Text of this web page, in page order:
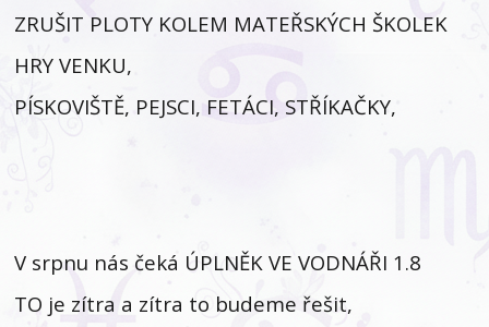
ZRUŠIT PLOTY KOLEM MATEŘSKÝCH ŠKOLEK
HRY VENKU,
PÍSKOVIŠTĚ, PEJSCI, FETÁCI, STŘÍKAČKY,
V srpnu nás čeká ÚPLNĚK VE VODNÁŘI 1.8
TO je zítra a zítra to budeme řešit,